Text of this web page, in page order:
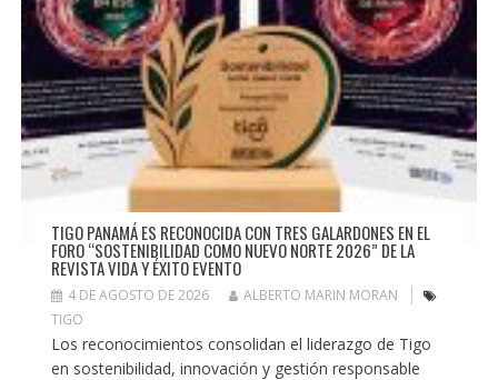
TIGO PANAMÁ ES RECONOCIDA CON TRES GALARDONES EN EL
FORO “SOSTENIBILIDAD COMO NUEVO NORTE 2026” DE LA
REVISTA VIDA Y ÉXITO EVENTO
4 DE AGOSTO DE 2026
ALBERTO MARIN MORAN
TIGO
Los reconocimientos consolidan el liderazgo de Tigo
en sostenibilidad, innovación y gestión responsable